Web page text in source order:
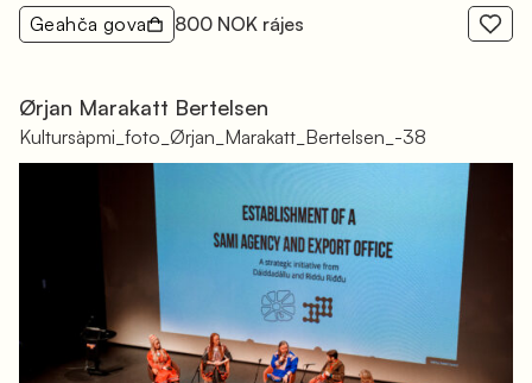
Geahča gova 800 NOK rájes
Ørjan Marakatt Bertelsen
Kultursàpmi_foto_Ørjan_Marakatt_Bertelsen_-38